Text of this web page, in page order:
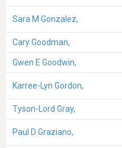
Sara M Gonzalez,
Cary Goodman,
Gwen E Goodwin,
Karree-Lyn Gordon,
Tyson-Lord Gray,
Paul D Graziano,